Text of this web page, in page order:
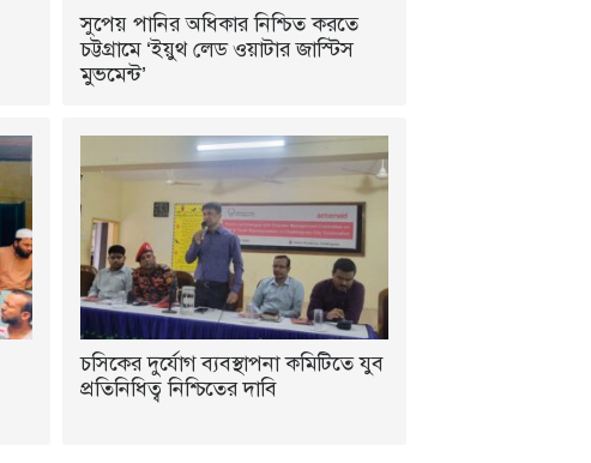
সুপেয় পানির অধিকার নিশ্চিত করতে
চট্টগ্রামে ‘ইয়ুথ লেড ওয়াটার জাস্টিস
মুভমেন্ট’
চসিকের দুর্যোগ ব্যবস্থাপনা কমিটিতে যুব
প্রতিনিধিত্ব নিশ্চিতের দাবি